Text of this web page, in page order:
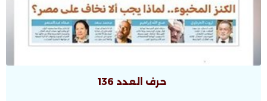
حرف العدد 135